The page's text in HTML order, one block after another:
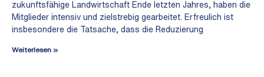
zukunftsfähige Landwirtschaft Ende letzten Jahres, haben die
Mitglieder intensiv und zielstrebig gearbeitet. Erfreulich ist
insbesondere die Tatsache, dass die Reduzierung
Weiterlesen »